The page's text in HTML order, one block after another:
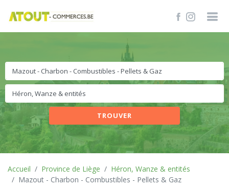
TROUVER
Accueil Province de Liège
Héron, Wanze & entités
Mazout - Charbon - Combustibles - Pellets & Gaz